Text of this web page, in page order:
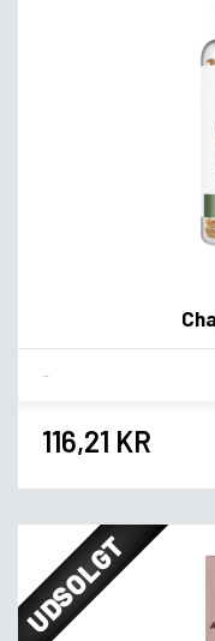
116,21 KR
UDSOLGT